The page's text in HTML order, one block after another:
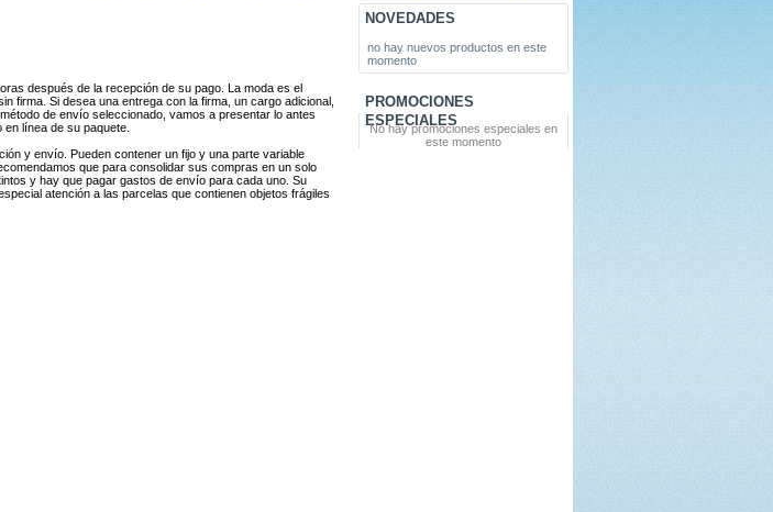
después de la recepción de su pago.La moda es el
firma.Si desea una entrega con la firma, un cargo adicional,
de envío seleccionado, vamos a presentar lo antes
línea de su paquete.
y envío.Pueden contener un fijo y una parte variable
que para consolidar sus compras en un solo
y hay que pagar gastos de envío para cada uno.Su
atención a las parcelas que contienen objetos frágiles
NOVEDADES
no hay nuevos productos en este
momento
PROMOCIONES
ESPECIALES
No hay promociones especiales en
este momento